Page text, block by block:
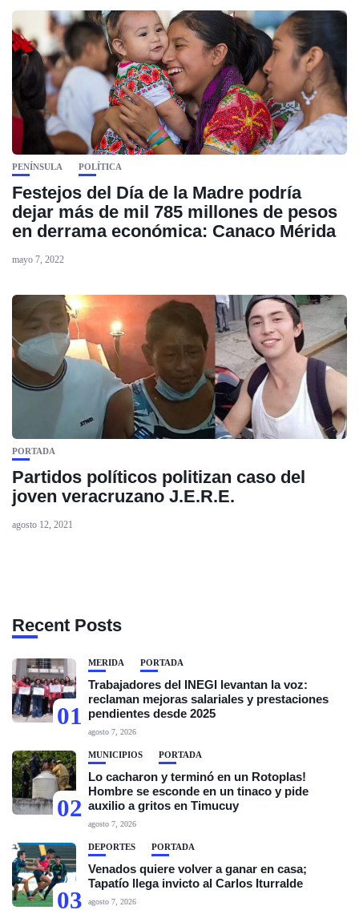
PENÍNSULA POLÍTICA
Festejos del Día de la Madre podría
dejar más de mil 785 millones de pesos
en derrama económica: Canaco Mérida
mayo 7, 2022
PORTADA
Partidos políticos politizan caso del
joven veracruzano J.E.R.E.
agosto 12, 2021
Recent Posts
01
MÉRIDA PORTADA
Trabajadores del INEGI levantan la voz:
reclaman mejoras salariales y prestaciones
pendientes desde 2025
agosto 7, 2026
02
MUNICIPIOS PORTADA
Lo cacharon y terminó en un Rotoplas!
Hombre se esconde en un tinaco y pide
auxilio a gritos en Timucuy
agosto 7, 2026
03
DEPORTES PORTADA
Venados quiere volver a ganar en casa;
Tapatío llega invicto al Carlos Iturralde
agosto 7, 2026